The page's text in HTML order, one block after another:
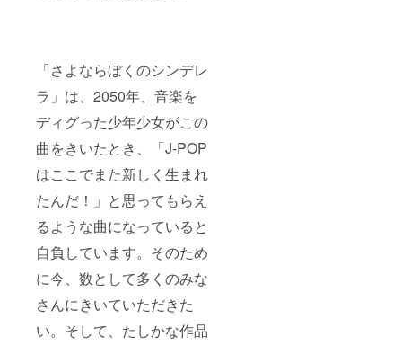
「さよならぼくのシンデレ
ラ」は、2050年、音楽を
ディグった少年少女がこの
曲をきいたとき、「J-POP
はここでまた新しく生まれ
たんだ！」と思ってもらえ
るような曲になっていると
自負しています。そのため
に今、数として多くのみな
さんにきいていただきた
い。そして、たしかな作品